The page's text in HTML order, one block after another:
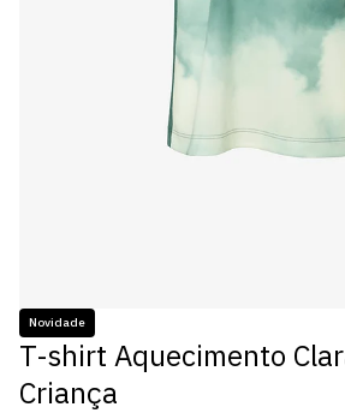
Novidade
T-shirt Aquecimento
Criança